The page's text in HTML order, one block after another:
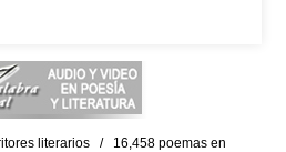
literarios / 16,458 poemas en